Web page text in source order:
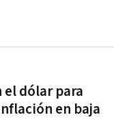
el dólar para
en baja